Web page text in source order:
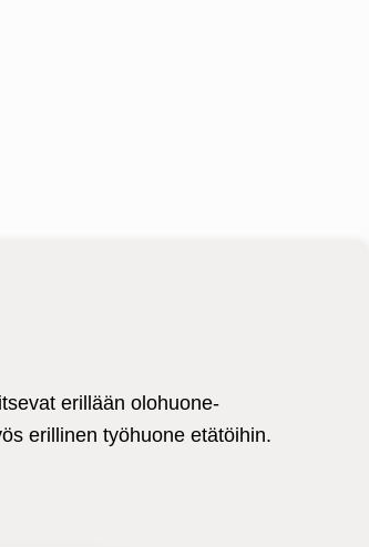
erillään olohuone-
erillinen työhuone etätöihin.